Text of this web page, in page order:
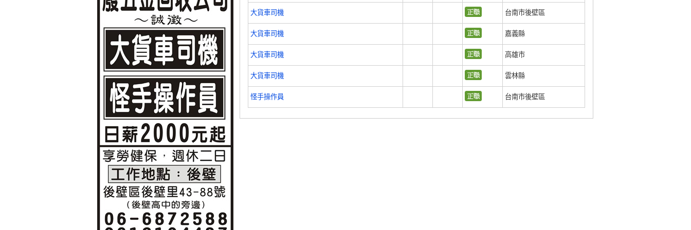
大貨車司機 台南市後壁區
大貨車司機 嘉義縣
大貨車司機 高雄市
大貨車司機 雲林縣
怪手操作員 台南市後壁區